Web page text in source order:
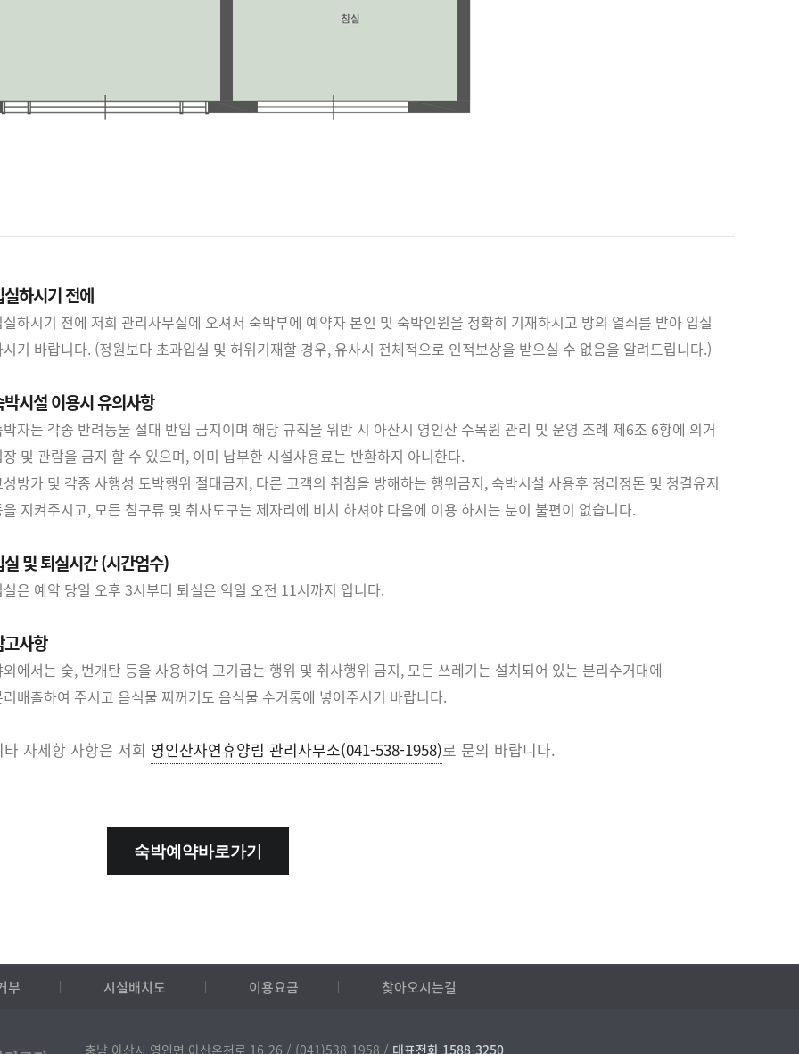
하시기 전에
하시기 전에 저희 관리사무실에 오셔서 숙박부에 예약자 본인 및 숙박인원을 정확히 기재하시고 방의 열쇠를 받아 입실
기 바랍니다. (정원보다 초과입실 및 허위기재할 경우, 유사시 전체적으로 인적보상을 받으실 수 없음을 알려드립니다.)
시설 이용시 유의사항
자는 각종 반려동물 절대 반입 금지이며 해당 규칙을 위반 시 아산시 영인산 수목원 관리 및 운영 조례 제6조 6항에 의거
및 관람을 금지 할 수 있으며, 이미 납부한 시설사용료는 반환하지 아니한다.
방가 및 각종 사행성 도박행위 절대금지, 다른 고객의 취침을 방해하는 행위금지, 숙박시설 사용후 정리정돈 및 청결유지
지켜주시고, 모든 침구류 및 취사도구는 제자리에 비치 하셔야 다음에 이용 하시는 분이 불편이 없습니다.
및 퇴실시간 (시간엄수)
은 예약 당일 오후 3시부터 퇴실은 익일 오전 11시까지 입니다.
사항
에서는 숯, 번개탄 등을 사용하여 고기굽는 행위 및 취사행위 금지, 모든 쓰레기는 설치되어 있는 분리수거대에
배출하여 주시고 음식물 찌꺼기도 음식물 수거통에 넣어주시기 바랍니다.
타 자세항 사항은 저희 영인산자연휴양림 관리사무소(041-538-1958)로 문의 바랍니다.
숙박예약바로가기
부 시설배치도 이용요금 찾아오시는길
충남 아산시 영인면 아산온천로 16-26 / (041)538-1958 / 대표전화 1588-3250